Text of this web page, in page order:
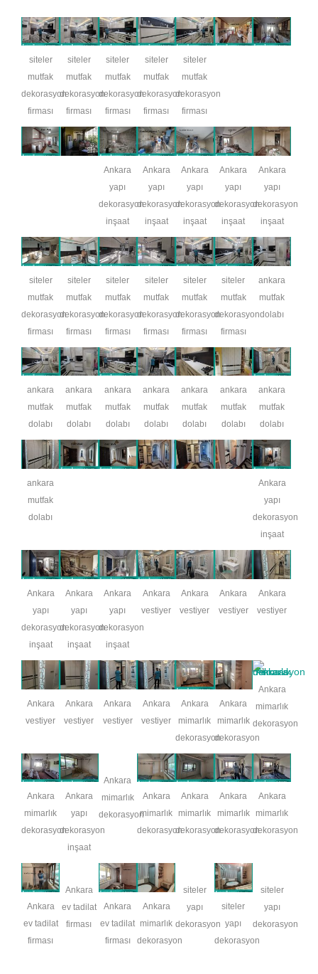
siteler
mutfak
dekorasyon
firması
siteler
mutfak
dekorasyon
firması
siteler
mutfak
dekorasyon
firması
siteler
mutfak
dekorasyon
firması
siteler
mutfak
dekorasyon
firması
Ankara
yapı
dekorasyon
inşaat
Ankara
yapı
dekorasyon
inşaat
Ankara
yapı
dekorasyon
inşaat
Ankara
yapı
dekorasyon
inşaat
Ankara
yapı
dekorasyon
inşaat
siteler
mutfak
dekorasyon
firması
siteler
mutfak
dekorasyon
firması
siteler
mutfak
dekorasyon
firması
siteler
mutfak
dekorasyon
firması
siteler
mutfak
dekorasyon
firması
siteler
mutfak
dekorasyon
firması
ankara
mutfak
dolabı
ankara
mutfak
dolabı
ankara
mutfak
dolabı
ankara
mutfak
dolabı
ankara
mutfak
dolabı
ankara
mutfak
dolabı
ankara
mutfak
dolabı
ankara
mutfak
dolabı
ankara
mutfak
dolabı
Ankara
yapı
dekorasyon
inşaat
Ankara
yapı
dekorasyon
inşaat
Ankara
yapı
dekorasyon
inşaat
Ankara
yapı
dekorasyon
inşaat
Ankara
vestiyer
Ankara
vestiyer
Ankara
vestiyer
Ankara
vestiyer
Ankara
vestiyer
Ankara
vestiyer
Ankara
vestiyer
Ankara
vestiyer
Ankara
mimarlık
dekorasyon
Ankara
mimarlık
dekorasyon
Ankara
mimarlık
dekorasyon
Ankara
mimarlık
dekorasyon
Ankara
yapı
dekorasyon
inşaat
Ankara
mimarlık
dekorasyon
Ankara
mimarlık
dekorasyon
Ankara
mimarlık
dekorasyon
Ankara
mimarlık
dekorasyon
Ankara
mimarlık
dekorasyon
Ankara
ev tadilat
firması
Ankara
ev tadilat
firması
Ankara
ev tadilat
firması
Ankara
mimarlık
dekorasyon
siteler
yapı
dekorasyon
siteler
yapı
dekorasyon
siteler
yapı
dekorasyon